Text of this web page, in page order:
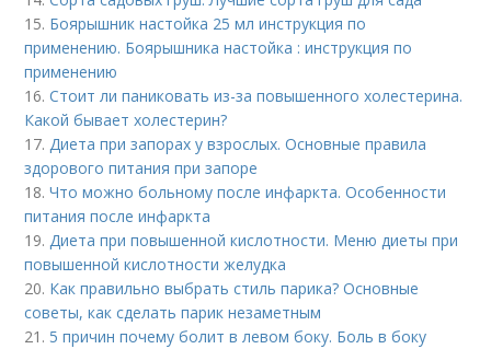
15. Боярышник настойка 25 мл инструкция по
применению. Боярышника настойка : инструкция по
применению
16.Стоит ли паниковать из-за повышенного холестерина.
Какой бывает холестерин?
17.Диета при запорах у взрослых. Основные правила
здорового питания при запоре
18.Что можно больному после инфаркта. Особенности
питания после инфаркта
19.Диета при повышенной кислотности. Меню диеты при
повышенной кислотности желудка
20. Как правильно выбрать стиль парика? Основные
советы, как сделать парик незаметным
21. 5 причин почему болит в левом боку. Боль в боку